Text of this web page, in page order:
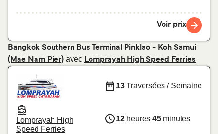
Voir prix
Bangkok Southern Bus Terminal Pinklao - Koh Samui
(Mae Nam Pier) avec Lomprayah High Speed Ferries
Lomprayah High
Speed Ferries
13 Traversées / Semaine
12 heures 45 minutes